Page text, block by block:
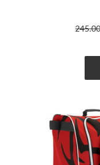
245